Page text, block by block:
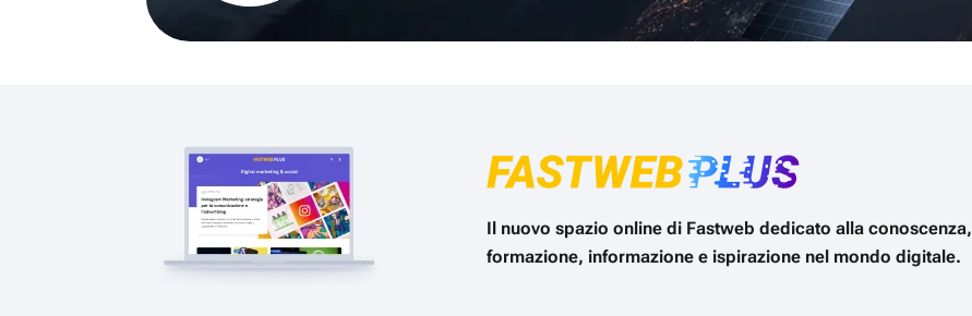
Il nuovo spazio online di Fastweb dedicato alla conoscenza,
formazione, informazione e ispirazione nel mondo digitale.